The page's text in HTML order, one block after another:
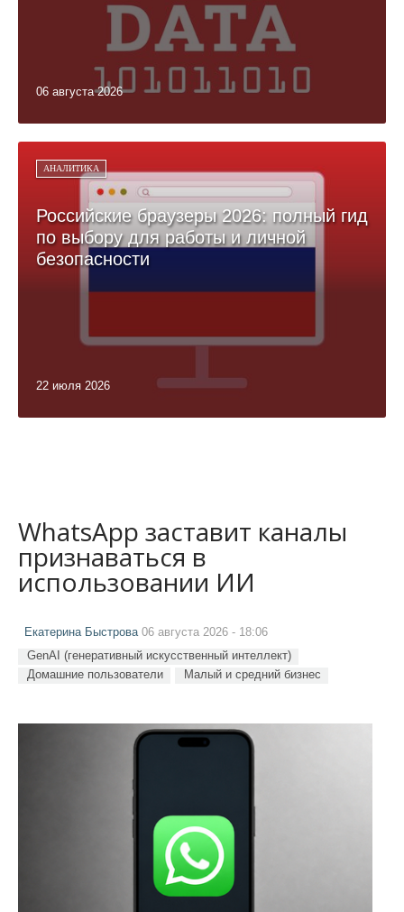
06 августа 2026
АНАЛИТИКА
Российские браузеры 2026: полный гид
по выбору для работы и личной
безопасности
22 июля 2026
WhatsApp заставит каналы
признаваться в
использовании ИИ
Екатерина Быстрова06 августа 2026 - 18:06
GenAI (генеративный искусственный интеллект)
Домашние пользователи
Малый и средний бизнес